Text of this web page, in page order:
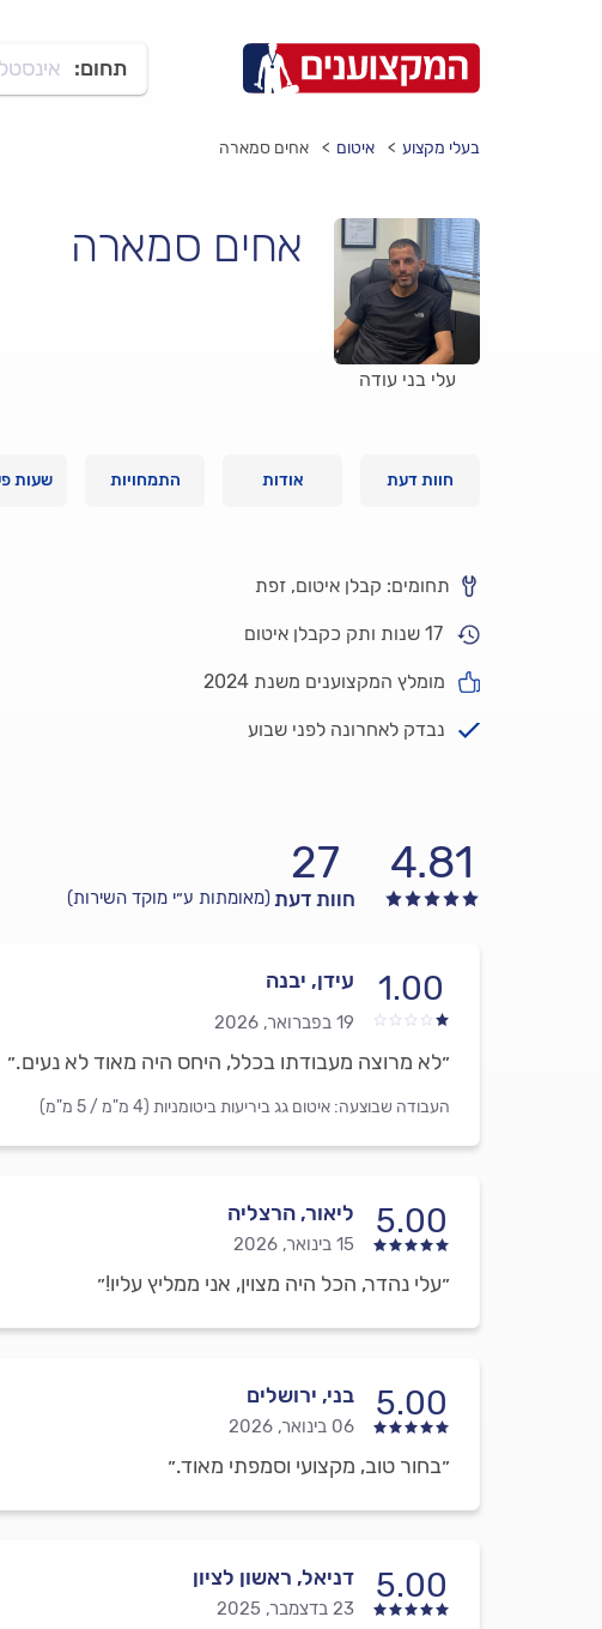
תחום:
בעלי מקצוע איטום אחים סמארה
עלי בני עודה
אחים סמארה
חוות דעת אודות התמחויות שעות
תחומים: קבלן איטום, זפת
17 שנות ותק כקבלן איטום
מומלץ המקצוענים משנת 2024
נבדק לאחרונה לפני שבוע
4.81
27
חוות דעת(מאומתות ע״י מוקד השירות)
1.00 עידן, יבנה
19 בפברואר, 2026
״לא מרוצה מעבודתו בכלל, היחס היה מאוד לא נעים.״
העבודה שבוצעה: איטום גג ביריעות ביטומניות (4 מ"מ / 5 מ"מ)
5.00 ליאור, הרצליה
15 בינואר, 2026
״עלי נהדר, הכל היה מצוין, אני ממליץ עליו!״
5.00 בני, ירושלים
06 בינואר, 2026
״בחור טוב, מקצועי וסמפתי מאוד.״
5.00 דניאל, ראשון לציון
23 בדצמבר, 2025